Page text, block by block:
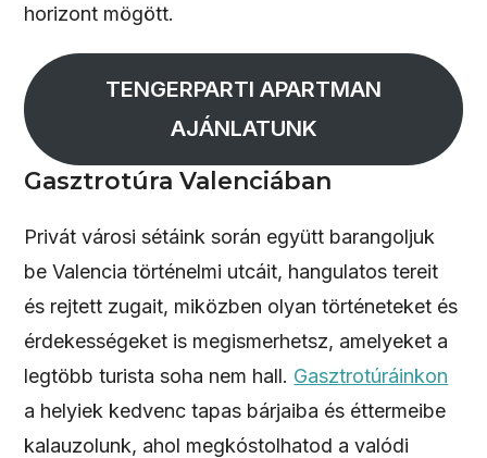
horizont mögött.
TENGERPARTI APARTMAN
AJÁNLATUNK
Gasztrotúra Valenciában
Privát városi sétáink során együtt barangoljuk
be Valencia történelmi utcáit, hangulatos tereit
és rejtett zugait, miközben olyan történeteket és
érdekességeket is megismerhetsz, amelyeket a
legtöbb turista soha nem hall. Gasztrotúráinkon
a helyiek kedvenc tapas bárjaiba és éttermeibe
kalauzolunk, ahol megkóstolhatod a valódi